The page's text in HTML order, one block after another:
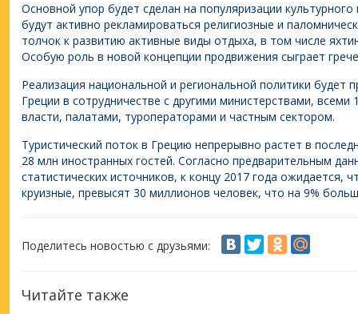
Основной упор будет сделан на популяризации
будут активно рекламироваться религиозные и
толчок к развитию активные виды отдыха, в том числе
Особую роль в новой концепции продвижения сыграет
Реализация национальной и региональной политики будет
Греции в сотрудничестве с другими министерствами,
власти, палатами, туроператорами и частным сектором.
Туристический поток в Грецию непрерывно растет в
28 млн иностранных гостей. Согласно предварительным
статистических источников, к концу 2017 года
круизные, превысят 30 миллионов человек, что на 9%
Поделитесь новостью с друзьями:
Читайте также